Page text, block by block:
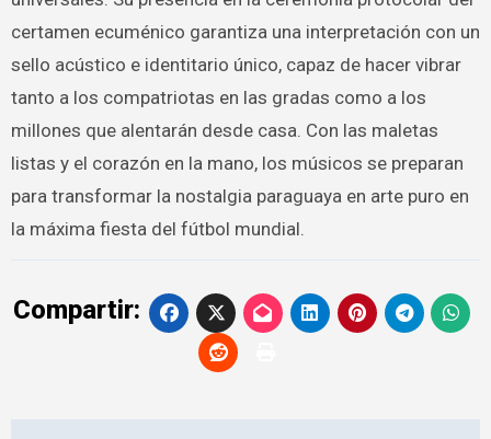
certamen ecuménico garantiza una interpretación con un
sello acústico e identitario único, capaz de hacer vibrar
tanto a los compatriotas en las gradas como a los
millones que alentarán desde casa. Con las maletas
listas y el corazón en la mano, los músicos se preparan
para transformar la nostalgia paraguaya en arte puro en
la máxima fiesta del fútbol mundial.
Compartir: